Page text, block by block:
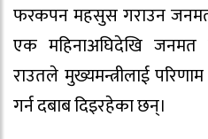
फरकपन महसुस गराउन
एक महिनाअघिदेखि जनमत
राउतले मुख्यमन्त्रीलाई
गर्न दबाब दिइरहेका छन्।